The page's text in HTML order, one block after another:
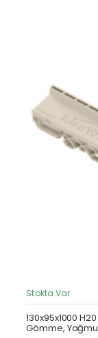
Stokta Var
130x95x1000
Gömme,